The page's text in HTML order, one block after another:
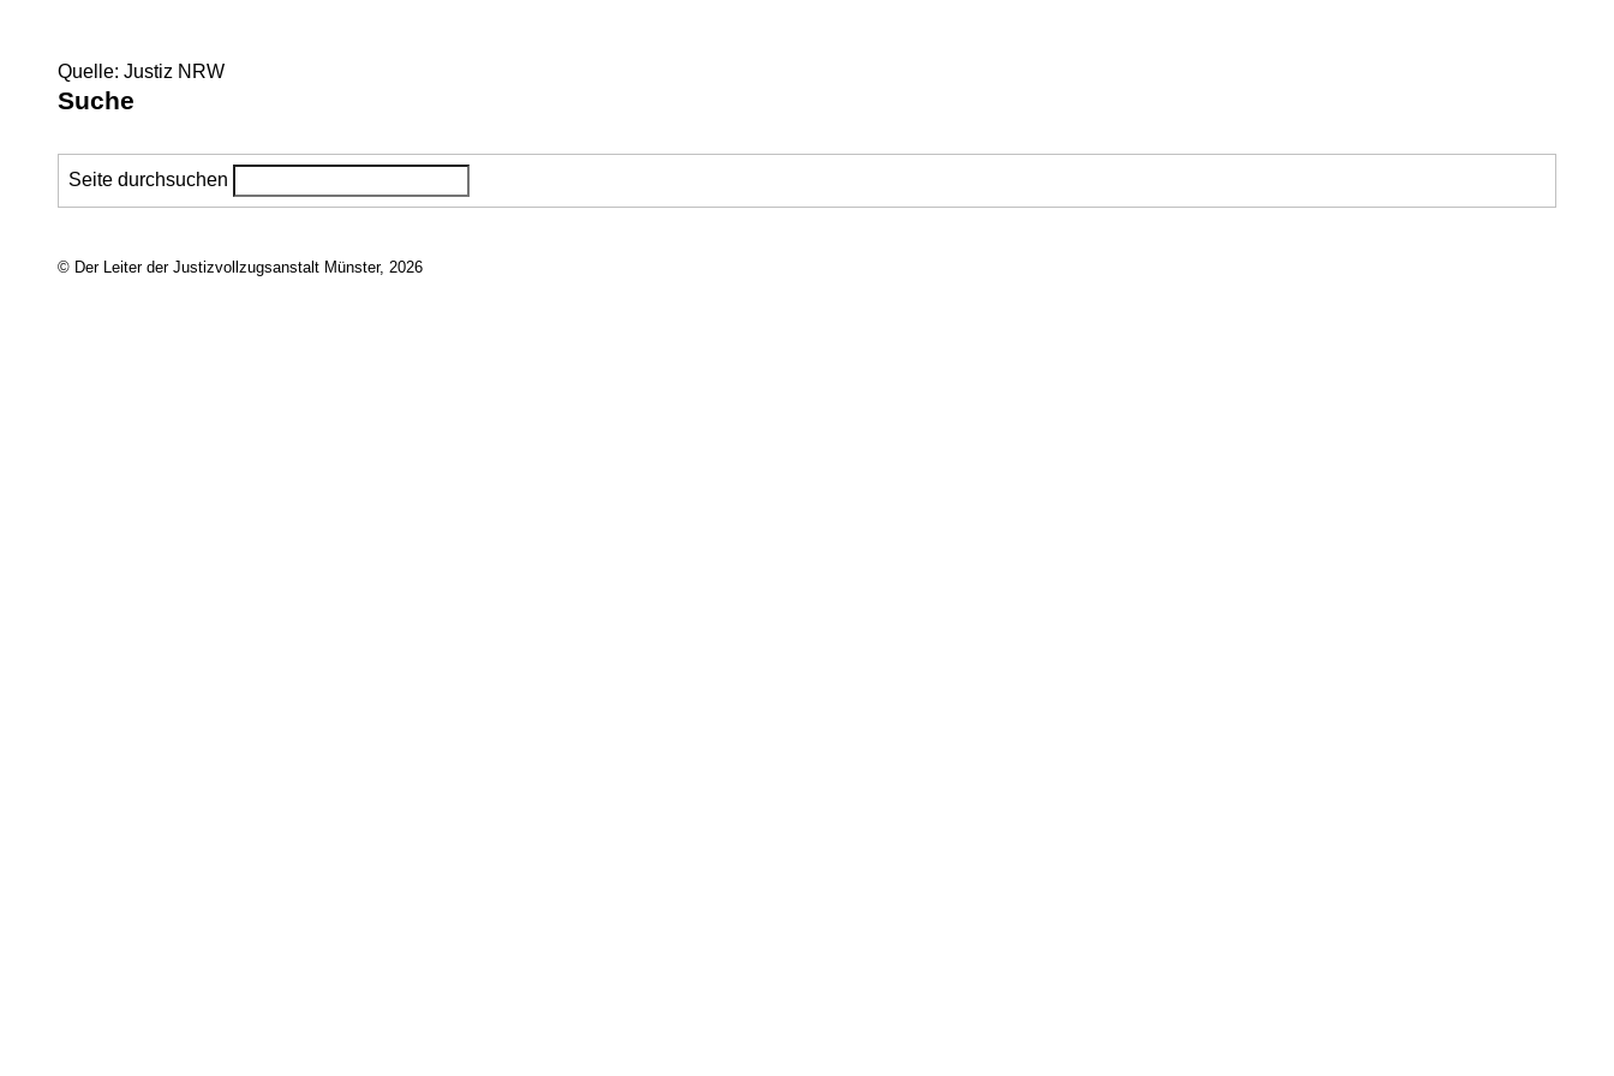
Quelle: Justiz NRW
Suche
Seite durchsuchen
© Der Leiter der Justizvollzugsanstalt Münster, 2026